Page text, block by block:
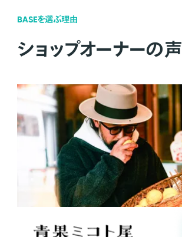
BASEを選ぶ理由
ショップオーナーの声